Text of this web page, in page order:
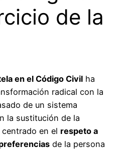
de la
en el Código Civil ha
radical con la
de un sistema
la sustitución de la
en el respeto a
de la persona